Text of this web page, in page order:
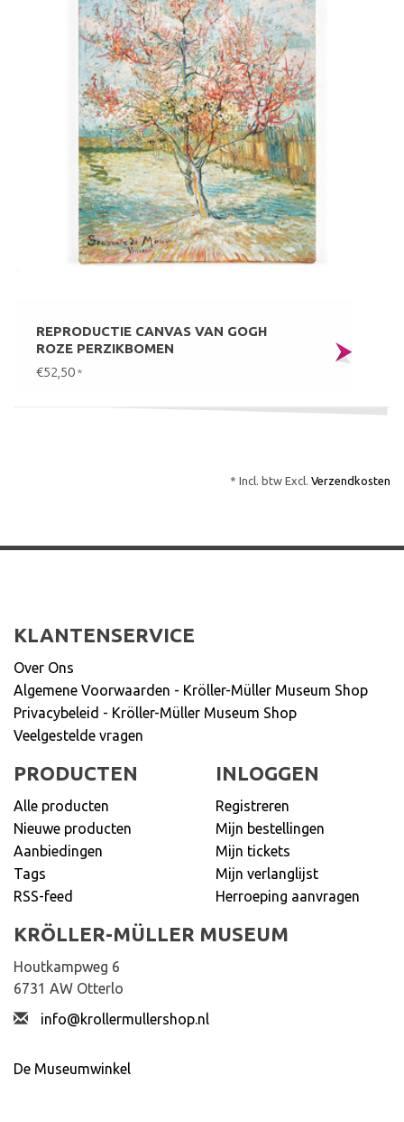
REPRODUCTIE CANVAS VAN GOGH
ROZE PERZIKBOMEN
€52,50 *
* Incl. btw Excl. Verzendkosten
KLANTENSERVICE
Over Ons
Algemene Voorwaarden - Kröller-Müller Museum Shop
Privacybeleid - Kröller-Müller Museum Shop
Veelgestelde vragen
PRODUCTEN
Alle producten
Nieuwe producten
Aanbiedingen
Tags
RSS-feed
INLOGGEN
Registreren
Mijn bestellingen
Mijn tickets
Mijn verlanglijst
Herroeping aanvragen
KRÖLLER-MÜLLER MUSEUM
Houtkampweg 6
6731 AW Otterlo
info@krollermullershop.nl
De Museumwinkel